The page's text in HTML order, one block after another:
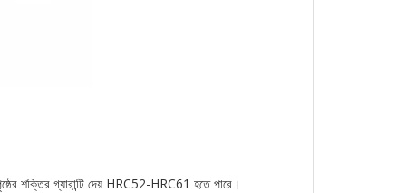
শক্তির গ্যারান্টি দেয় HRC52-HRC61 হতে পারে।